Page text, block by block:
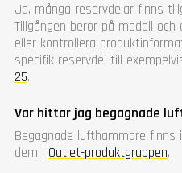
Ja, många reservdelar finns
Tillgången beror på modell
eller kontrollera
specifik reservdel till
25.
Var hittar jag begagnade
Begagnade lufthammare finns
dem i Outlet-produktgruppen.